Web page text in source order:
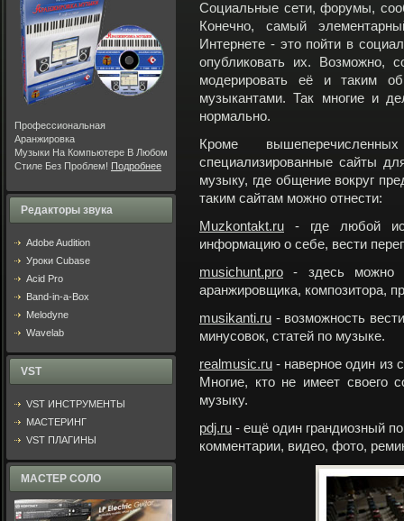
Профессиональная
Аранжировка
Музыки На Компьютере В Любом
Стиле Без Проблем! Подробнее
Редакторы звука
Adobe Audition
Уроки Cubase
Acid Pro
Band-in-a-Box
Melodyne
Wavelab
VST
VST ИНСТРУМЕНТЫ
МАСТЕРИНГ
VST ПЛАГИНЫ
МАСТЕР СОЛО
Социальные сети, форумы,
Конечно, самый
Интернете - это пойти в
опубликовать их. Возможно,
модерировать её и таким
музыкантами. Так многие и
нормально.
Кроме
специализированные сайты
музыку, где общение вокруг
таким сайтам можно отнести:
Muzkontakt.ru - где любой
информацию о себе, вести
musichunt.pro - здесь можно
аранжировщика, композитора,
musikanti.ru - возможность
минусовок, статей по музыке.
realmusic.ru - наверное один из
Многие, кто не имеет своего
музыку.
pdj.ru - ещё один грандиозный
комментарии, видео, фото,